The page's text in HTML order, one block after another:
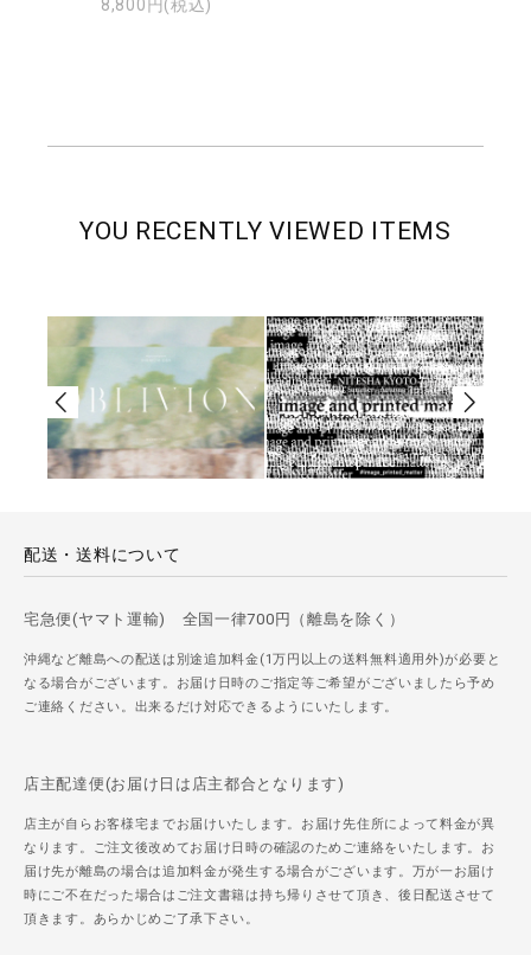
8,800円(税込)
YOU RECENTLY VIEWED ITEMS
配送・送料について
宅急便(ヤマト運輸) 全国一律700円（離島を除く）
沖縄など離島への配送は別途追加料金(1万円以上の送料無料適用外)が必要と
なる場合がございます。お届け日時のご指定等ご希望がございましたら予め
ご連絡ください。出来るだけ対応できるようにいたします。
店主配達便(お届け日は店主都合となります)
店主が自らお客様宅までお届けいたします。お届け先住所によって料金が異
なります。ご注文後改めてお届け日時の確認のためご連絡をいたします。お
届け先が離島の場合は追加料金が発生する場合がございます。万が一お届け
時にご不在だった場合はご注文書籍は持ち帰りさせて頂き、後日配送させて
頂きます。あらかじめご了承下さい。